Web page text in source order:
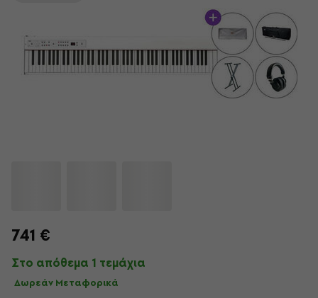
741 €
Στο απόθεμα 1 τεμάχια
Δωρεάν Μεταφορικά